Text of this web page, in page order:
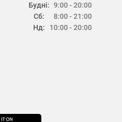
Будні:
Сб:
Нд:
9:00 - 20:00
8:00 - 21:00
10:00 - 20:00